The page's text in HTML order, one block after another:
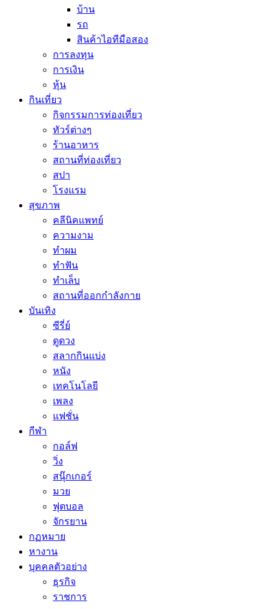
บ้าน
รถ
สินค้าไอทีมือสอง
การลงทุน
การเงิน
หุ้น
กินเที่ยว
กิจกรรมการท่องเที่ยว
ทัวร์ต่างๆ
ร้านอาหาร
สถานที่ท่องเที่ยว
สปา
โรงแรม
สุขภาพ
คลีนิคแพทย์
ความงาม
ทำผม
ทำฟัน
ทำเล็บ
สถานที่ออกกำลังกาย
บันเทิง
ซีรี่ย์
ดูดวง
สลากกินแบ่ง
หนัง
เทคโนโลยี
เพลง
แฟชั่น
กีฬา
กอล์ฟ
วิ่ง
สนุ๊กเกอร์
มวย
ฟุตบอล
จักรยาน
กฏหมาย
หางาน
บุคคลตัวอย่าง
ธุรกิจ
ราชการ